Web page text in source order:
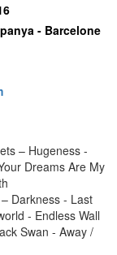
- Barcelone
– Hugeness -
Dreams Are My
Darkness - Last
- Endless Wall
Swan - Away /